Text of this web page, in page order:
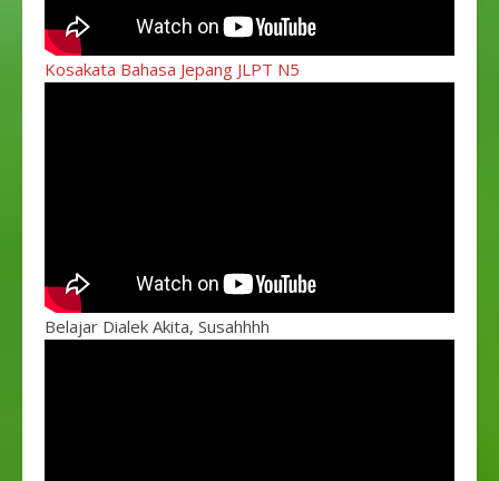
Kosakata Bahasa Jepang JLPT N5
Belajar Dialek Akita, Susahhhh